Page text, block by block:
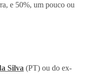
e 50%, um pouco ou
Silva (PT) ou do ex-